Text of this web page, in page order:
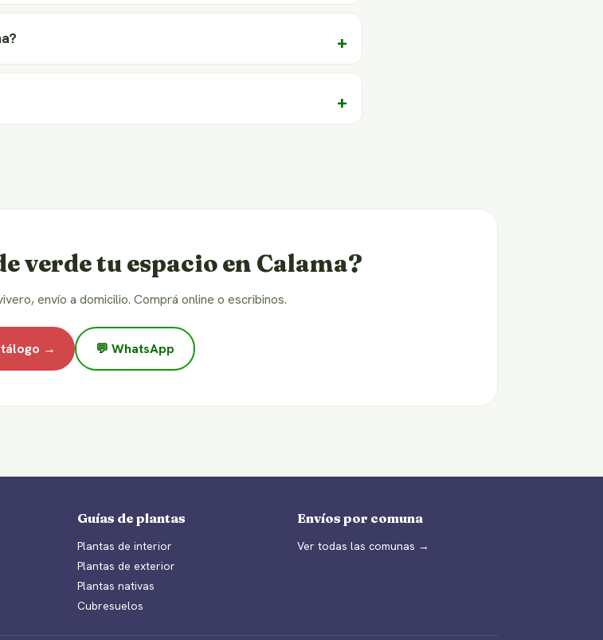
verde tu espacio en Calama?
envío a domicilio. Comprá online o escribinos.
→ 💬 WhatsApp
Guías de plantas
Plantas de interior
Plantas de exterior
Plantas nativas
Cubresuelos
Envíos por comuna
Ver todas las comunas →